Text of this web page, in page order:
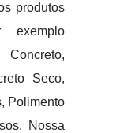
produtos
exemplo
Seco,
Polimento
Nossa